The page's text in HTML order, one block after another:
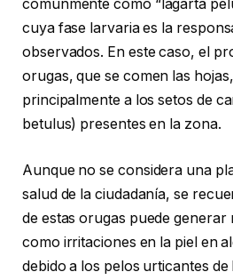
comúnmente como “lagarta
cuya fase larvaria es la
observados. En este caso, el
orugas, que se comen las
principalmente a los setos de
betulus) presentes en la zona.
Aunque no se considera una
salud de la ciudadanía, se
de estas orugas puede generar
como irritaciones en la piel en
debido a los pelos urticantes